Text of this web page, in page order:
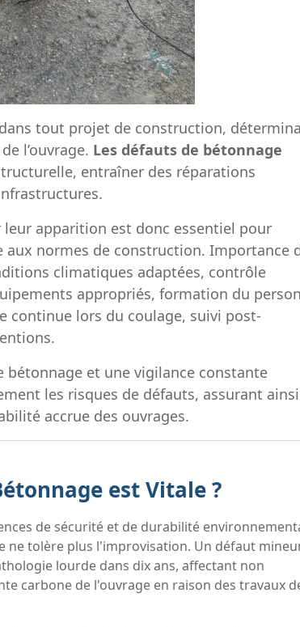
tout projet de construction,
l’ouvrage. Les défauts de bétonnage
entraîner des réparations
apparition est donc essentiel pour
normes de construction. Importance
climatiques adaptées, contrôle
appropriés, formation du
continue lors du coulage, suivi post-
bétonnage et une vigilance constante
les risques de défauts, assurant ainsi
accrue des ouvrages.
est Vitale ?
de sécurité et de durabilité
ne tolère plus l'improvisation. Un défaut
lourde dans dix ans, affectant non
carbone de l'ouvrage en raison des travaux